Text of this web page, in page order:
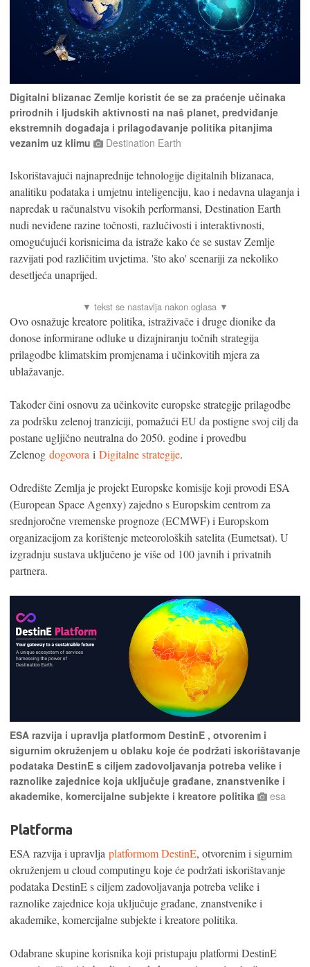
Digitalni blizanac Zemlje koristit će se za praćenje učinaka
prirodnih i ljudskih aktivnosti na naš planet, predviđanje
ekstremnih događaja i prilagođavanje politika pitanjima
vezanim uz klimu
Destination Earth
Iskorištavajući najnaprednije tehnologije digitalnih blizanaca,
analitiku podataka i umjetnu inteligenciju, kao i nedavna ulaganja i
napredak u računalstvu visokih performansi, Destination Earth
nudi neviđene razine točnosti, razlučivosti i interaktivnosti,
omogućujući korisnicima da istraže kako će se sustav Zemlje
razvijati pod različitim uvjetima. 'što ako' scenariji za nekoliko
desetljeća unaprijed.
Ovo osnažuje kreatore politika, istraživače i druge dionike da
donose informirane odluke u dizajniranju točnih strategija
prilagodbe klimatskim promjenama i učinkovitih mjera za
ublažavanje.
Također čini osnovu za učinkovite europske strategije prilagodbe
za podršku zelenoj tranziciji, pomažući EU da postigne svoj cilj da
postane ugljično neutralna do 2050. godine i provedbu
Zelenog dogovora i Digitalne strategije.
Odredište Zemlja je projekt Europske komisije koji provodi ESA
(European Space Agenxy) zajedno s Europskim centrom za
srednjoročne vremenske prognoze (ECMWF) i Europskom
organizacijom za korištenje meteoroloških satelita (Eumetsat). U
izgradnju sustava uključeno je više od 100 javnih i privatnih
partnera.
ESA razvija i upravlja platformom DestinE , otvorenim i
sigurnim okruženjem u oblaku koje će podržati iskorištavanje
podataka DestinE s ciljem zadovoljavanja potreba velike i
raznolike zajednice koja uključuje građane, znanstvenike i
akademike, komercijalne subjekte i kreatore politika
esa
Platforma
ESA razvija i upravlja platformom DestinE, otvorenim i sigurnim
okruženjem u cloud computingu koje će podržati iskorištavanje
podataka DestinE s ciljem zadovoljavanja potreba velike i
raznolike zajednice koja uključuje građane, znanstvenike i
akademike, komercijalne subjekte i kreatore politika.
Odabrane skupine korisnika koji pristupaju platformi DestinE